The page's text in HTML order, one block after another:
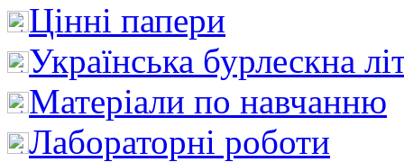
Цінні папери
Українська бурлескна
Матеріали по навчанню
Лабораторні роботи